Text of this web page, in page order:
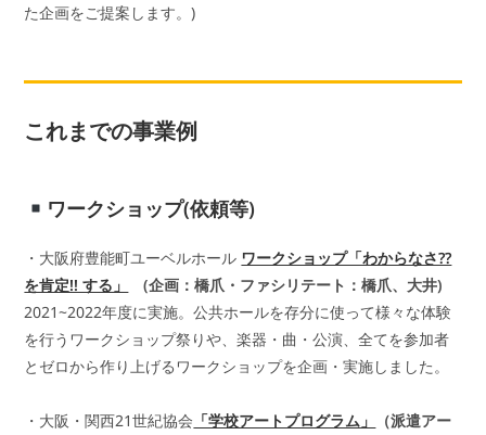
た企画をご提案します。)
これまでの事業例
ワークショップ(依頼等)
・大阪府豊能町ユーベルホール ワークショップ「わからなさ??
を肯定!! する」
(企画：橋爪・ファシリテート：橋爪、大井)
2021~2022年度に実施。公共ホールを存分に使って様々な体験
を行うワークショップ祭りや、楽器・曲・公演、全てを参加者
とゼロから作り上げるワークショップを企画・実施しました。
・大阪・関西21世紀協会 「学校アートプログラム」
（派遣アー